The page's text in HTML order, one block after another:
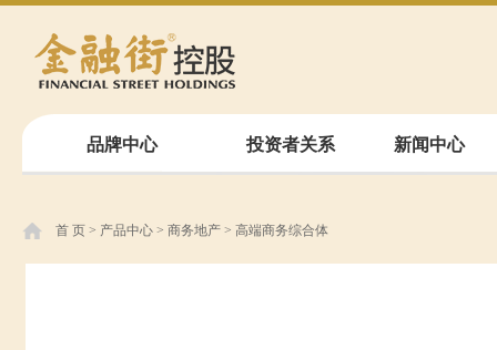
品牌中心 投资者关系 新闻中心
首 页 > 产品中心 > 商务地产 > 高端商务综合体